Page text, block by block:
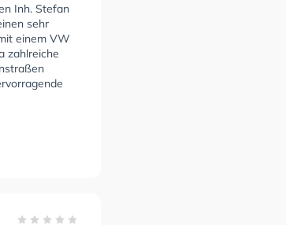
Inh. Stefan
sehr
einem VW
zahlreiche
Klasse BE,